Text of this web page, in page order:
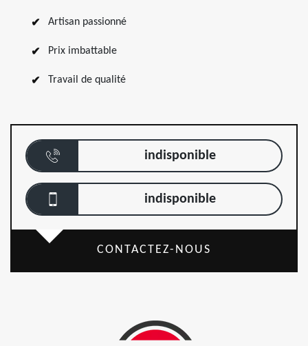
Artisan passionné
Prix imbattable
Travail de qualité
indisponible
indisponible
CONTACTEZ-NOUS